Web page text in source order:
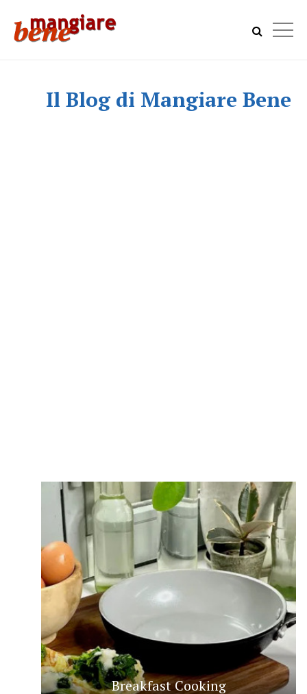
Il Blog di Mangiare Bene
Breakfast Cooking